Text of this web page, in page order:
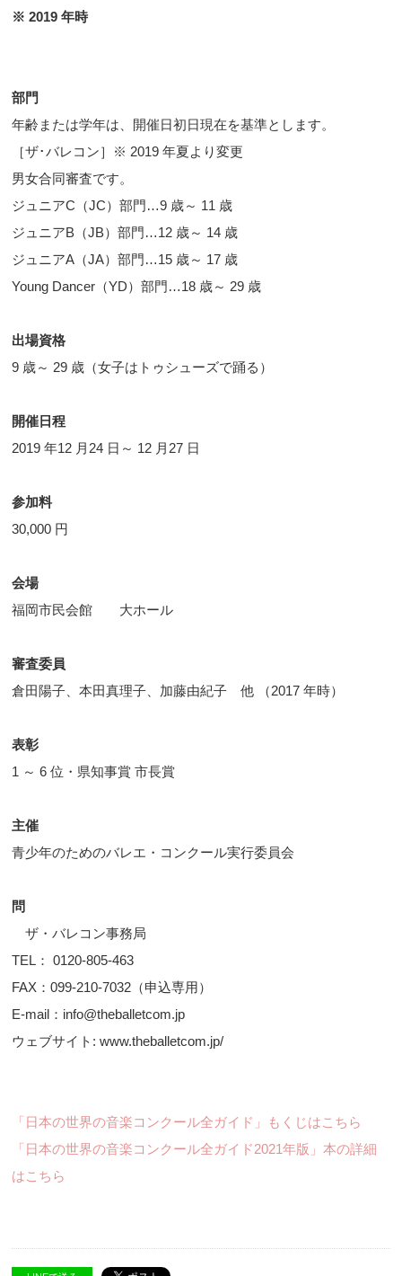
※ 2019 年時
部門
年齢または学年は、開催日初日現在を基準とします。
［ザ･バレコン］※ 2019 年夏より変更
男女合同審査です。
ジュニアC（JC）部門…9 歳～ 11 歳
ジュニアB（JB）部門…12 歳～ 14 歳
ジュニアA（JA）部門…15 歳～ 17 歳
Young Dancer（YD）部門…18 歳～ 29 歳
出場資格
9 歳～ 29 歳（女子はトゥシューズで踊る）
開催日程
2019 年12 月24 日～ 12 月27 日
参加料
30,000 円
会場
福岡市民会館 大ホール
審査委員
倉田陽子、本田真理子、加藤由紀子 他 （2017 年時）
表彰
1 ～ 6 位・県知事賞 市長賞
主催
青少年のためのバレエ・コンクール実行委員会
問
ザ・バレコン事務局
TEL： 0120-805-463
FAX：099-210-7032（申込専用）
E-mail：info@theballetcom.jp
ウェブサイト: www.theballetcom.jp/
「日本の世界の音楽コンクール全ガイド」もくじはこちら
「日本の世界の音楽コンクール全ガイド2021年版」本の詳細
はこちら